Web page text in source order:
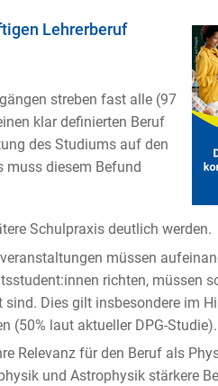
Lehrerberuf
streben fast alle (97
klar definierten Beruf
des Studiums auf den
muss diesem Befund
Schulpraxis deutlich werden.
müssen
richten, müssen
Dies gilt insbesondere im
(50% laut aktueller DPG-Studie).
Relevanz für den Beruf als
und Astrophysik stärkere